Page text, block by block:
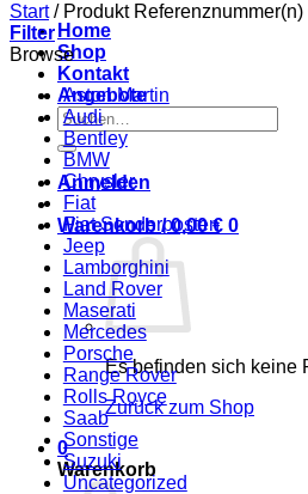
Home
Shop
Kontakt
Angebote
Suchen
nach:
Anmelden
Warenkorb /0,00€ 0
Es befinden sich keine
Zurück zum Shop
0
Warenkorb
Start /Produkt Referenznummer(n)
Filter
Browse
Aston Martin
Audi
Bentley
BMW
Chrysler
Fiat
Fiat Sonderposten
Jeep
Lamborghini
Land Rover
Maserati
Mercedes
Porsche
Range Rover
Rolls Royce
Saab
Sonstige
Suzuki
Uncategorized